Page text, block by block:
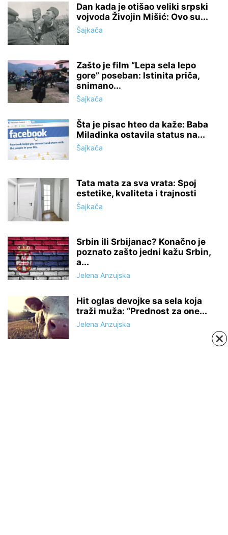
Dan kada je otišao veliki srpski
vojvoda Živojin Mišić: Ovo su...
Šajkača
Zašto je film “Lepa sela lepo
gore” poseban: Istinita priča,
snimano...
Šajkača
Šta je pisac hteo da kaže: Baba
Miladinka ostavila status na...
Šajkača
Tata mata za sva vrata: Spoj
estetike, kvaliteta i trajnosti
Šajkača
Srbin ili Srbijanac? Konačno je
poznato zašto jedni kažu Srbin,
a...
Jelena Anzujska
Hit oglas devojke sa sela koja
traži muža: “Prednost za one...
Jelena Anzujska